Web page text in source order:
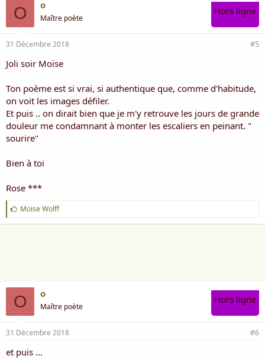
O o
Maître poète
Hors ligne
31 Décembre 2018 #5
Joli soir Moïse
Ton poème est si vrai, si authentique que, comme d'habitude,
on voit les images défiler.
Et puis .. on dirait bien que je m'y retrouve les jours de grande
douleur me condamnant à monter les escaliers en peinant. "
sourire"
Bien à toi
Rose ***
J
'
a
Moïse Wolff
O o
Maître poète
Hors ligne
31 Décembre 2018 #6
et puis ...